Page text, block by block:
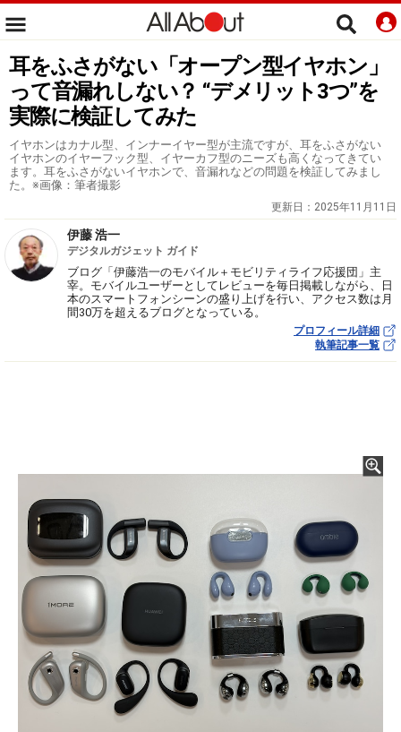
耳をふさがない「オープン型イヤホン」
って音漏れしない？ “デメリット3つ”を
実際に検証してみた
イヤホンはカナル型、インナーイヤー型が主流ですが、耳をふさがない
イヤホンのイヤーフック型、イヤーカフ型のニーズも高くなってきてい
ます。耳をふさがないイヤホンで、音漏れなどの問題を検証してみまし
た。※画像：筆者撮影
更新日： 2025年11月11日
伊藤 浩一
デジタルガジェット ガイド
ブログ「伊藤浩一のモバイル＋モビリティライフ応援団」主
宰。モバイルユーザーとしてレビューを毎日掲載しながら、日
本のスマートフォンシーンの盛り上げを行い、アクセス数は月
間30万を超えるブログとなっている。
プロフィール詳細
執筆記事一覧